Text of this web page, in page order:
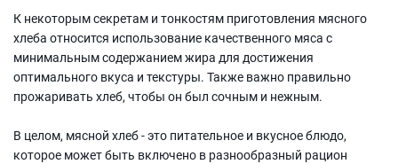
К некоторым секретам и тонкостям приготовления мясного
хлеба относится использование качественного мяса с
минимальным содержанием жира для достижения
оптимального вкуса и текстуры. Также важно правильно
прожаривать хлеб, чтобы он был сочным и нежным.
В целом, мясной хлеб - это питательное и вкусное блюдо,
которое может быть включено в разнообразный рацион